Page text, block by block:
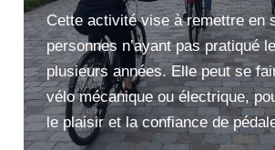
Cette activité vise à remettre en
personnes n’ayant pas pratiqué
plusieurs années. Elle peut se
vélo mécanique ou électrique,
le plaisir et la confiance de